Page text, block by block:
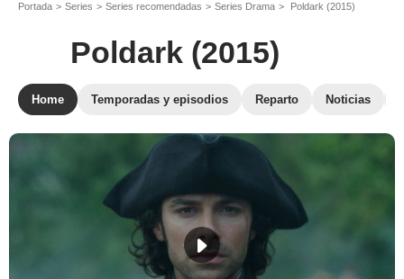
Portada Series Series recomendadas Series Drama Poldark (2015)
Poldark (2015)
Home Temporadas y episodios Reparto Noticias